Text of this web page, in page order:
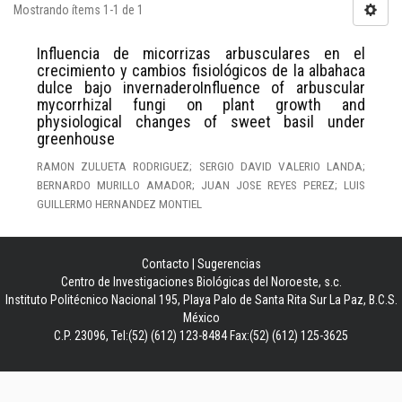
Mostrando ítems 1-1 de 1
Influencia de micorrizas arbusculares en el
crecimiento y cambios fisiológicos de la albahaca
dulce bajo invernaderoInfluence of arbuscular
mycorrhizal fungi on plant growth and
physiological changes of sweet basil under
greenhouse
RAMON ZULUETA RODRIGUEZ; SERGIO DAVID VALERIO LANDA;
BERNARDO MURILLO AMADOR; JUAN JOSE REYES PEREZ; LUIS
GUILLERMO HERNANDEZ MONTIEL
Contacto
Sugerencias
Centro de Investigaciones Biológicas del Noroeste, s.c.
Instituto Politécnico Nacional 195, Playa Palo de Santa Rita Sur La Paz, B.C.S.
México
C.P. 23096, Tel:(52) (612) 123-8484 Fax:(52) (612) 125-3625